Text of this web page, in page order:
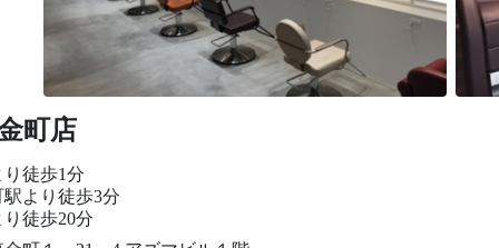
町店
徒歩1分
より徒歩3分
徒歩20分